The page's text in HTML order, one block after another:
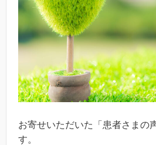
お寄せいただいた「患者さまの
す。